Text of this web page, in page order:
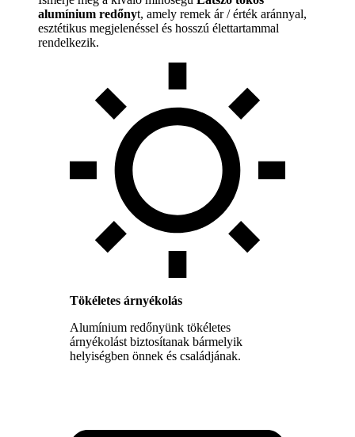
alumínium redőnyt, amely remek ár / érték aránnyal,
esztétikus megjelenéssel és hosszú élettartammal
rendelkezik.
Tökéletes árnyékolás
Alumínium redőnyünk tökéletes
árnyékolást biztosítanak bármelyik
helyiségben önnek és családjának.